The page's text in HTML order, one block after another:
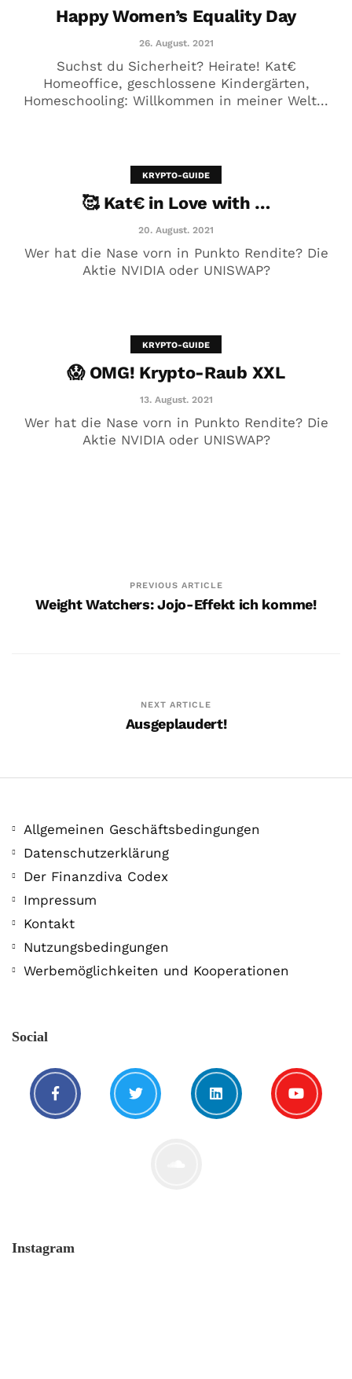
Krass! Das verrät der Cash Flow
DRONEDELIVERY​🙈AMAZON🙈
BECTON​ DICKINSON
14. März. 2021
BTC Alltime High! Video-Tipps
vom BTC Informant
28. Oktober. 2020
Happy Women’s Equality Day
26. August. 2021
Suchst du Sicherheit? Heirate! Kat€
Homeoffice, geschlossene Kindergärten,
Homeschooling: Willkommen in meiner Welt...
KRYPTO-GUIDE
🥰 Kat€ in Love with …
20. August. 2021
Wer hat die Nase vorn in Punkto Rendite? Die
Aktie NVIDIA oder UNISWAP?
KRYPTO-GUIDE
😱 OMG! Krypto-Raub XXL
13. August. 2021
Wer hat die Nase vorn in Punkto Rendite? Die
Aktie NVIDIA oder UNISWAP?
PREVIOUS ARTICLE
Weight Watchers: Jojo-Effekt ich komme!
NEXT ARTICLE
Ausgeplaudert!
Allgemeinen Geschäftsbedingungen
Datenschutzerklärung
Der Finanzdiva Codex
Impressum
Kontakt
Nutzungsbedingungen
Werbemöglichkeiten und Kooperationen
Social
Instagram